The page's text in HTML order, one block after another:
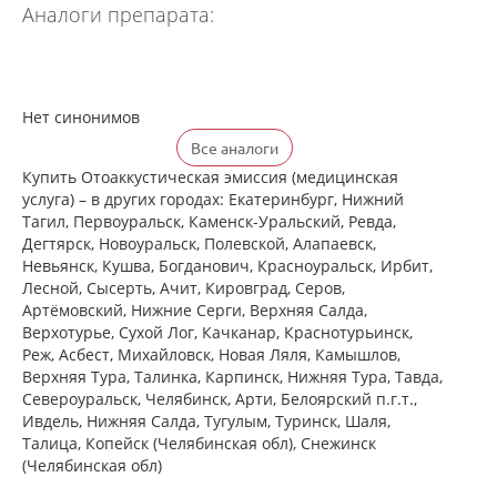
Аналоги препарата:
Нет синонимов
Все аналоги
Купить Отоаккустическая эмиссия (медицинская
услуга) – в других городах: Екатеринбург, Нижний
Тагил, Первоуральск, Каменск-Уральский, Ревда,
Дегтярск, Новоуральск, Полевской, Алапаевск,
Невьянск, Кушва, Богданович, Красноуральск, Ирбит,
Лесной, Сысерть, Ачит, Кировград, Серов,
Артёмовский, Нижние Cерги, Верхняя Салда,
Верхотурье, Сухой Лог, Качканар, Краснотурьинск,
Реж, Асбест, Михайловск, Новая Ляля, Камышлов,
Верхняя Тура, Талинка, Карпинск, Нижняя Тура, Тавда,
Североуральск, Челябинск, Арти, Белоярский п.г.т.,
Ивдель, Нижняя Салда, Тугулым, Туринск, Шаля,
Талица, Копейск (Челябинская обл), Снежинск
(Челябинская обл)